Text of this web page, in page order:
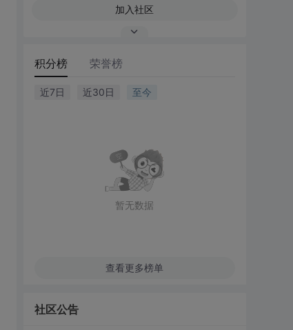
加入社区
积分榜 荣誉榜
近7日 近30日 至今
暂无数据
查看更多榜单
社区公告